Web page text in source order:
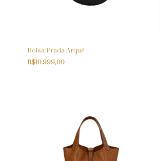
Bolsa Prada Arqué
R$10.999,00